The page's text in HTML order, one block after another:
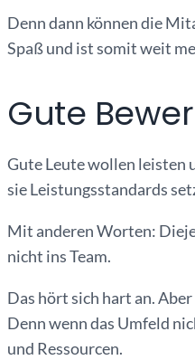
Denn dann können die
Spaß und ist somit weit
Gute
Gute Leute wollen leisten
sie Leistungsstandards
Mit anderen Worten:
nicht ins Team.
Das hört sich hart an.
Denn wenn das Umfeld
und Ressourcen.